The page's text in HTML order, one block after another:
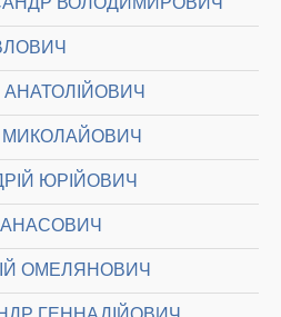
ЮРІЙОВИЧ
ОМЕЛЯНОВИЧ